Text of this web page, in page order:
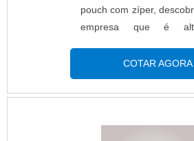
Embalagens Flexíveis se
pouch com zíper,
empresa que é
orçamento detalhado na
companhia do
encontrando sofisticação
COTAR AGORA